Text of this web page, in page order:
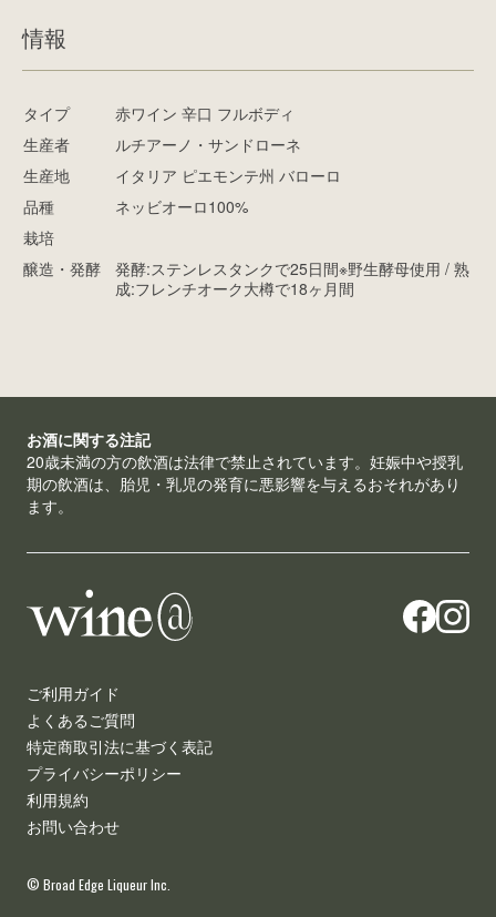
情報
タイプ
赤ワイン 辛口 フルボディ
生産者
ルチアーノ・サンドローネ
生産地
イタリア ピエモンテ州 バローロ
品種
ネッビオーロ100%
栽培
醸造・発酵
発酵:ステンレスタンクで25日間※野生酵母使用 / 熟
成:フレンチオーク大樽で18ヶ月間
お酒に関する注記
20歳未満の方の飲酒は法律で禁止されています。妊娠中や授乳
期の飲酒は、胎児・乳児の発育に悪影響を与えるおそれがあり
ます。
ご利用ガイド
よくあるご質問
特定商取引法に基づく表記
プライバシーポリシー
利用規約
お問い合わせ
© Broad Edge Liqueur Inc.